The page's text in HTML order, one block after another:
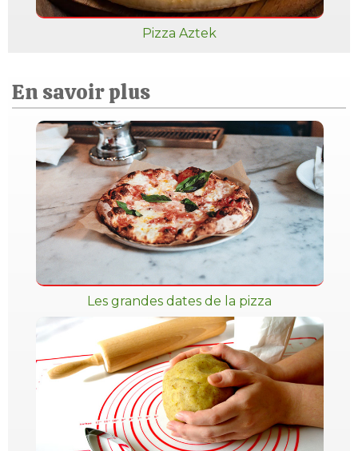
Pizza Aztek
En savoir plus
Les grandes dates de la pizza